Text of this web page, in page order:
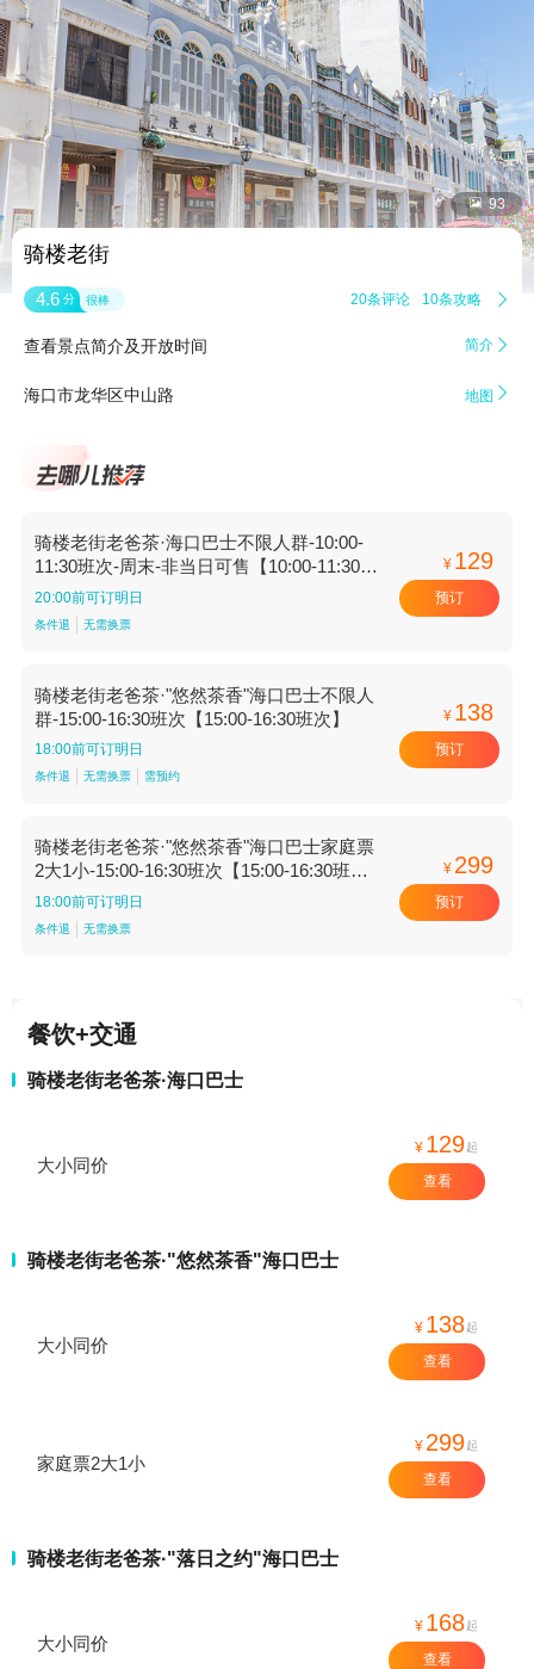
 93
骑楼老街
4.6 分 很棒 20条评论 10条攻略 
查看景点简介及开放时间 简介 
海口市龙华区中山路 地图 
骑楼老街老爸茶·海口巴士不限人群-10:00-
11:30班次-周末-非当日可售【10:00-11:30班
次】
20:00前可订明日
条件退 无需换票
¥ 129
预订
骑楼老街老爸茶·"悠然茶香"海口巴士不限人
群-15:00-16:30班次【15:00-16:30班次】
18:00前可订明日
条件退 无需换票 需预约
¥ 138
预订
骑楼老街老爸茶·"悠然茶香"海口巴士家庭票
2大1小-15:00-16:30班次【15:00-16:30班
次】
18:00前可订明日
条件退 无需换票
¥ 299
预订
餐饮+交通
骑楼老街老爸茶·海口巴士
大小同价
¥ 129起
查看
骑楼老街老爸茶·"悠然茶香"海口巴士
大小同价
¥ 138起
查看
家庭票2大1小
¥ 299起
查看
骑楼老街老爸茶·"落日之约"海口巴士
大小同价
¥ 168起
查看
